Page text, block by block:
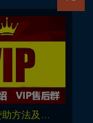
本站会员赞助方法及网站资源介绍